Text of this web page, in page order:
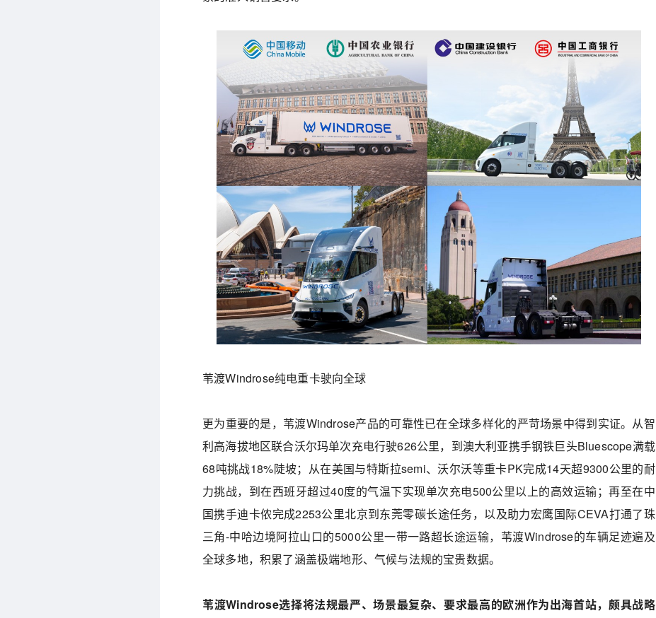
苇渡Windrose纯电重卡驶向全球
更为重要的是，苇渡Windrose产品的可靠性已在全球多样化的严苛场景中得到实证。从智
利高海拔地区联合沃尔玛单次充电行驶626公里，到澳大利亚携手钢铁巨头Bluescope满载
68吨挑战18%陡坡；从在美国与特斯拉semi、沃尔沃等重卡PK完成14天超9300公里的耐
力挑战，到在西班牙超过40度的气温下实现单次充电500公里以上的高效运输；再至在中
国携手迪卡侬完成2253公里北京到东莞零碳长途任务，以及助力宏鹰国际CEVA打通了珠
三角-中哈边境阿拉山口的5000公里一带一路超长途运输，苇渡Windrose的车辆足迹遍及
全球多地，积累了涵盖极端地形、气候与法规的宝贵数据。
苇渡Windrose选择将法规最严、场景最复杂、要求最高的欧洲作为出海首站，颇具战略